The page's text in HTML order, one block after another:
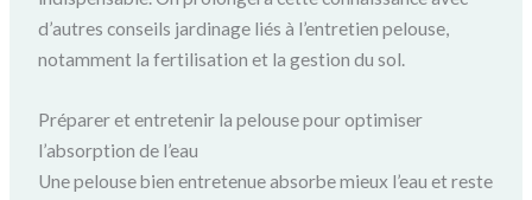
d’autres conseils jardinage liés à l’entretien pelouse,
notamment la fertilisation et la gestion du sol.
Préparer et entretenir la pelouse pour optimiser
l’absorption de l’eau
Une pelouse bien entretenue absorbe mieux l’eau et reste